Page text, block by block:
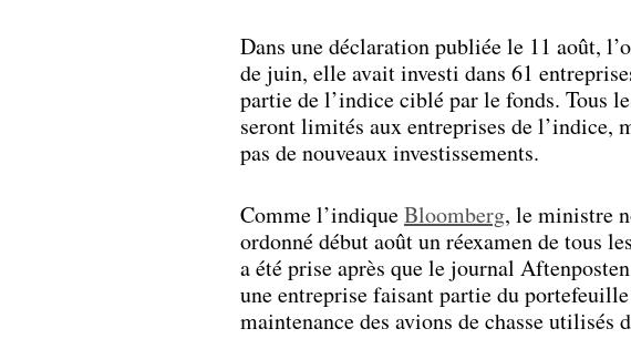
Dans une déclaration publiée le 11 août,
de juin, elle avait investi dans 61
partie de l’indice ciblé par le fonds. Tous
seront limités aux entreprises de l’indice,
pas de nouveaux investissements.
Comme l’indiqueBloomberg, le ministre
ordonné début août un réexamen de tous
a été prise après que le journal
une entreprise faisant partie du
maintenance des avions de chasse utilisés